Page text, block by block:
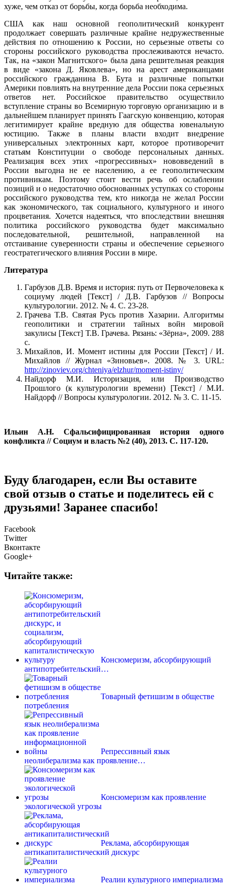
хуже, чем отказ от борьбы, когда борьба необходима.
США как наш основной геополитичес­кий конкурент
продолжает совершать раз­личные крайне недружественные
действия по отношению к России, но серьезные от­веты со
стороны российского руководства прослеживаются нечасто.
Так, на «закон Магнитского» была дана решительная ре­акция
в виде «закона Д. Яковлева», но на арест американцами
российского гражда­нина В. Бута и различные попытки
Америки повлиять на внутренние дела России пока серьезных
ответов нет. Российское прави­тельство осуществило
вступление страны во Всемирную торговую организацию и в
дальнейшем планирует принять Гаагскую конвенцию, которая
легитимирует крайне вредную для общества ювенальную
юсти­цию. Также в планы власти входит внедре­ние
универсальных электронных карт, ко­торое противоречит
статьям Конституции о свободе персональных данных.
Реализация всех этих «прогрессивных» нововведений в
России выгодна не ее населению, а ее геополитическим
противникам. Поэтому стоит вести речь об ослаблении
позиций и о недостаточно обоснованных уступках со стороны
российского руководства тем, кто никогда не желал России
как эконо­мического, так социального, культурного и иного
процветания. Хочется надеяться, что впоследствии внешняя
политика рос­сийского руководства будет максимально
последовательной, решительной, направ­ленной на
отстаивание суверенности стра­ны и обеспечение серьезного
геостратеги­ческого влияния России в мире.
Литература
Гарбузов Д.В. Время и история: путь от Первочеловека к
социуму людей [Текст] / Д.В. Гарбузов // Вопросы
культурологии. 2012. № 4. С. 23-28.
Грачева Т.В. Святая Русь против Хазарии. Алгоритмы
геополитики и стратегии тайных войн ми­ровой
закулисы [Текст] Т.В. Грачева. Рязань: «Зёрна», 2009. 288
с.
Михайлов, И. Момент истины для России [Текст] / И.
Михайлов // Журнал «Зиновьев». 2008. № 3. URL:
http://zinoviev.org/chteniya/elzhur/moment-istiny/
Найдорф М.И. Историзация, или Производство
Прошлого (к культурологии времени) [Текст] / М.И.
Найдорф // Вопросы культурологии. 2012. № 3. С. 11-15.
Ильин А.Н. Сфальсифицированная история одного
конфликта // Социум и власть №2 (40), 2013. С. 117-120.
Буду благодарен, если Вы оставите
свой отзыв о статье и поделитесь ей с
друзьями! Заранее спасибо!
Facebook
Twitter
Вконтакте
Google+
Читайте также:
Консюмеризм, абсорбирующий
антипотребительский…
Товарный фетишизм в обществе
потребления
Репрессивный язык
неолиберализма как проявление…
Консюмеризм как проявление
экологической угрозы
Реклама, абсорбирующая
антикапиталистический дискурс
Реалии культурного империализма